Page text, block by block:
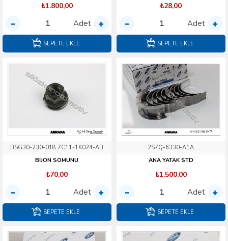
₺1.800,00
Adet
SEPETE EKLE
₺28,00
Adet
SEPETE EKLE
BSG30-230-018 7C11-1K024-AB
BİJON SOMUNU
₺70,00
Adet
SEPETE EKLE
2S7Q-6330-A1A
ANA YATAK STD
₺1.500,00
Adet
SEPETE EKLE